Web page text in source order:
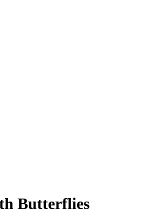
Butterflies